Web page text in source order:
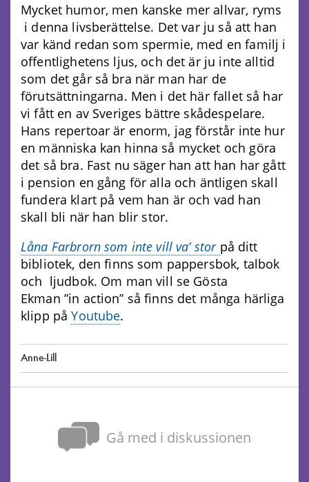
Mycket humor, men kanske mer allvar, ryms
i denna livsberättelse. Det var ju så att han
var känd redan som spermie, med en familj i
offentlighetens ljus, och det är ju inte alltid
som det går så bra när man har de
förutsättningarna. Men i det här fallet så har
vi fått en av Sveriges bättre skådespelare.
Hans repertoar är enorm, jag förstår inte hur
en människa kan hinna så mycket och göra
det så bra. Fast nu säger han att han har gått
i pension en gång för alla och äntligen skall
fundera klart på vem han är och vad han
skall bli när han blir stor.
Låna Farbrorn som inte vill va’ stor på ditt
bibliotek, den finns som pappersbok, talbok
och ljudbok. Om man vill se Gösta
Ekman ”in action” så finns det många härliga
klipp påYoutube.
Anne-Lill
Gå med i diskussionen